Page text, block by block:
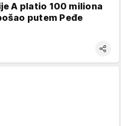
A platio 100 miliona
putem Peđe